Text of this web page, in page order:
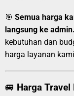
🎯 Semua harga
langsung ke admin.
kebutuhan dan
harga layanan
🚐 Harga